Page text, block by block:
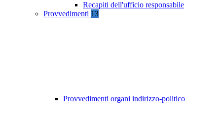
Recapiti dell'ufficio responsabile
Provvedimenti 13
Provvedimenti organi indirizzo-politico